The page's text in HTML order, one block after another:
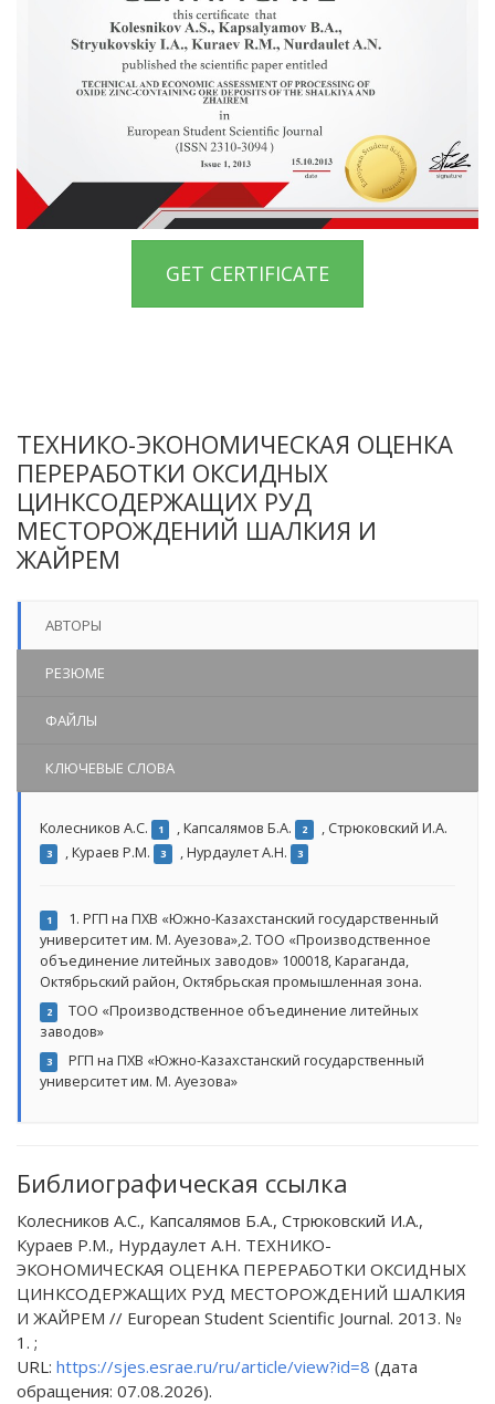
GET CERTIFICATE
ТЕХНИКО-ЭКОНОМИЧЕСКАЯ ОЦЕНКА
ПЕРЕРАБОТКИ ОКСИДНЫХ
ЦИНКСОДЕРЖАЩИХ РУД
МЕСТОРОЖДЕНИЙ ШАЛКИЯ И
ЖАЙРЕМ
АВТОРЫ
РЕЗЮМЕ
ФАЙЛЫ
КЛЮЧЕВЫЕ СЛОВА
Колесников А.С. 1 ,Капсалямов Б.А. 2 , Стрюковский И.А.
3 ,Кураев Р.М. 3 ,Нурдаулет А.Н. 3
1
1. РГП на ПХВ «Южно-Казахстанский государственный
университет им. М. Ауезова»,2. ТОО «Производственное
объединение литейных заводов» 100018, Караганда,
Октябрьский район, Октябрьская промышленная зона.
2
ТОО «Производственное объединение литейных
заводов»
3
РГП на ПХВ «Южно-Казахстанский государственный
университет им. М. Ауезова»
Библиографическая ссылка
Колесников А.С., Капсалямов Б.А., Стрюковский И.А.,
Кураев Р.М., Нурдаулет А.Н. ТЕХНИКО-
ЭКОНОМИЧЕСКАЯ ОЦЕНКА ПЕРЕРАБОТКИ ОКСИДНЫХ
ЦИНКСОДЕРЖАЩИХ РУД МЕСТОРОЖДЕНИЙ ШАЛКИЯ
И ЖАЙРЕМ // European Student Scientific Journal. 2013. №
1. ;
URL: https://sjes.esrae.ru/ru/article/view?id=8 (дата
обращения: 07.08.2026).